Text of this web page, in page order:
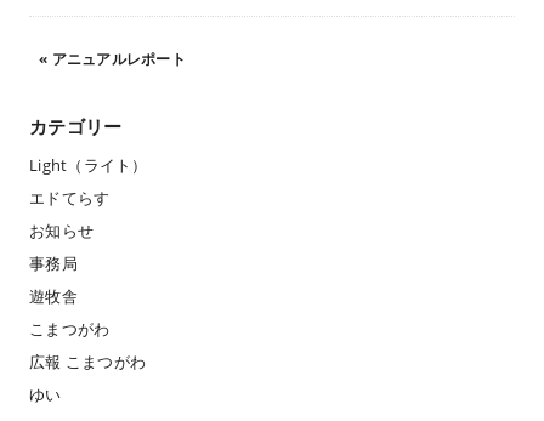
« アニュアルレポート
カテゴリー
Light（ライト）
エドてらす
お知らせ
事務局
遊牧舎
こまつがわ
広報 こまつがわ
ゆい